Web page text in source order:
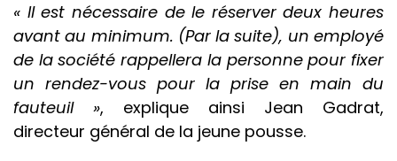
« Il est nécessaire de le réserver deux heures
avant au minimum. (Par la suite), un employé
de la société rappellera la personne pour fixer
un rendez-vous pour la prise en main du
fauteuil », explique ainsi Jean Gadrat,
directeur général de la jeune pousse.